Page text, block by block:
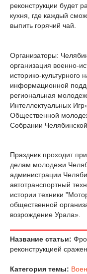
реконструкции будет
кухня, где каждый
выпить горячий чай.
Организаторы:
организация военно-
историко-культурного
информационной
региональная
Интеллектуальных
Общественной
Собрании Челябинской
Праздник проходит
делам молодежи
администрации
автотранспортный
истории техники
общественной
возрождение Урала».
Название статьи:
реконструкцией
Категория темы: